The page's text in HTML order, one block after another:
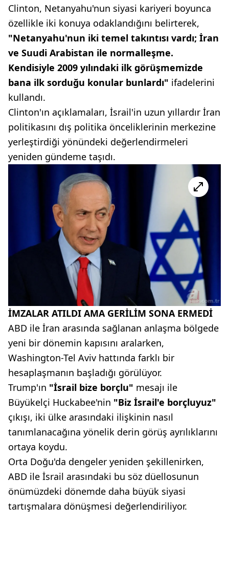
Clinton, Netanyahu'nun siyasi kariyeri boyunca
özellikle iki konuya odaklandığını belirterek,
"Netanyahu'nun iki temel takıntısı vardı; İran
ve Suudi Arabistan ile normalleşme.
Kendisiyle 2009 yılındaki ilk görüşmemizde
bana ilk sorduğu konular bunlardı" ifadelerini
kullandı.
Clinton'ın açıklamaları, İsrail'in uzun yıllardır İran
politikasını dış politika önceliklerinin merkezine
yerleştirdiği yönündeki değerlendirmeleri
yeniden gündeme taşıdı.
İMZALAR ATILDI AMA GERİLİM SONA ERMEDİ
ABD ile İran arasında sağlanan anlaşma bölgede
yeni bir dönemin kapısını aralarken,
Washington-Tel Aviv hattında farklı bir
hesaplaşmanın başladığı görülüyor.
Trump'ın "İsrail bize borçlu" mesajı ile
Büyükelçi Huckabee'nin "Biz İsrail'e borçluyuz"
çıkışı, iki ülke arasındaki ilişkinin nasıl
tanımlanacağına yönelik derin görüş ayrılıklarını
ortaya koydu.
Orta Doğu'da dengeler yeniden şekillenirken,
ABD ile İsrail arasındaki bu söz düellosunun
önümüzdeki dönemde daha büyük siyasi
tartışmalara dönüşmesi değerlendiriliyor.